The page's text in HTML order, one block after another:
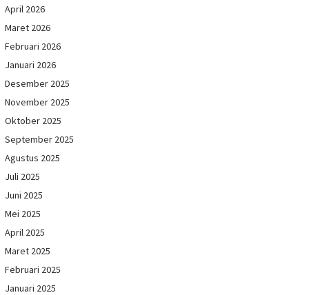
April 2026
Maret 2026
Februari 2026
Januari 2026
Desember 2025
November 2025
Oktober 2025
September 2025
Agustus 2025
Juli 2025
Juni 2025
Mei 2025
April 2025
Maret 2025
Februari 2025
Januari 2025